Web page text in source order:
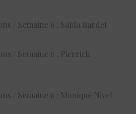
/ Semaine 6 : Saïda Bardet
/ Semaine 6 : Pierrick
/ Semaine 6 : Monique Nivet